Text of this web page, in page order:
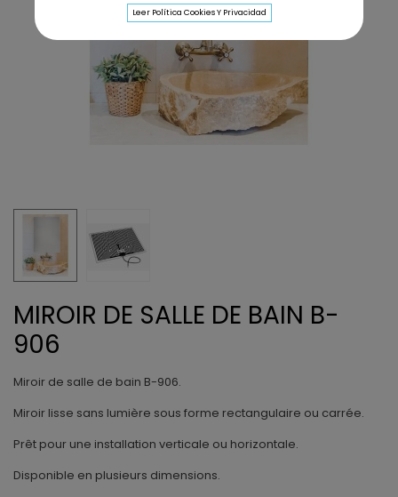
Leer Política Cookies Y Privacidad
MIROIR DE SALLE DE BAIN B-
906
Miroir de salle de bain B-906.
Miroir lisse sans lumière sous forme rectangulaire ou carrée.
Prêt pour une installation verticale ou horizontale.
Disponible en plusieurs dimensions.